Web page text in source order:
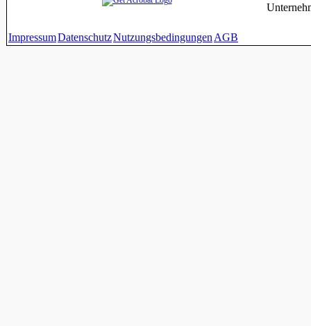
ImpressumDatenschutzNutzungsbedingungen AGB